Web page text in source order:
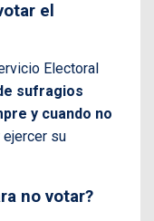
el
Electoral
sufragios
y cuando no
ejercer su
no votar?